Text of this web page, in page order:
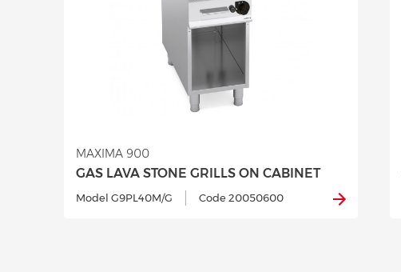
GAS LAVA STONE GRILLS ON CABINET
MAXIMA 900
Model G9PL40M/G Code 20050600